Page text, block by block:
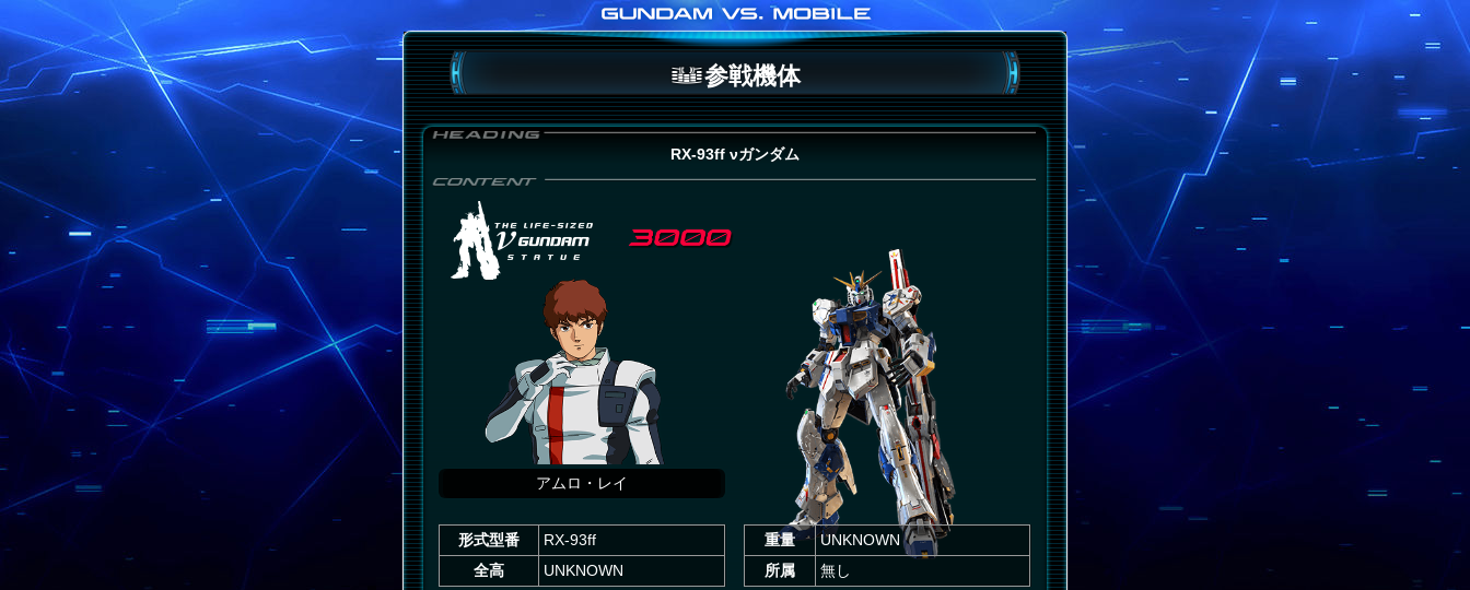
参戦機体
RX-93ff νガンダム
アムロ・レイ
形式型番
RX-93ff
全高
UNKNOWN
重量
UNKNOWN
所属
無し